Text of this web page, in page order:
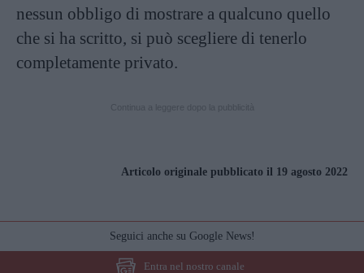
nessun obbligo di mostrare a qualcuno quello
che si ha scritto, si può scegliere di tenerlo
completamente privato.
Articolo originale pubblicato il 19 agosto 2022
Seguici anche su Google News!
Entra nel nostro canale